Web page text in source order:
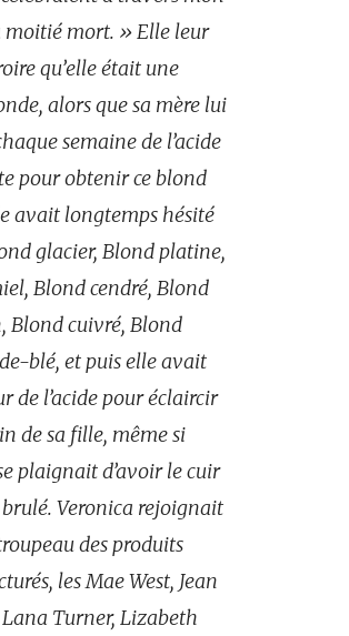
moitié mort. » Elle leur
qu’elle était une
alors que sa mère lui
semaine de l’acide
pour obtenir ce blond
avait longtemps hésité
glacier, Blond platine,
Blond cendré, Blond
Blond cuivré, Blond
blé, et puis elle avait
de l’acide pour éclaircir
de sa fille, même si
plaignait d’avoir le cuir
Veronica rejoignait
des produits
les Mae West, Jean
Turner, Lizabeth